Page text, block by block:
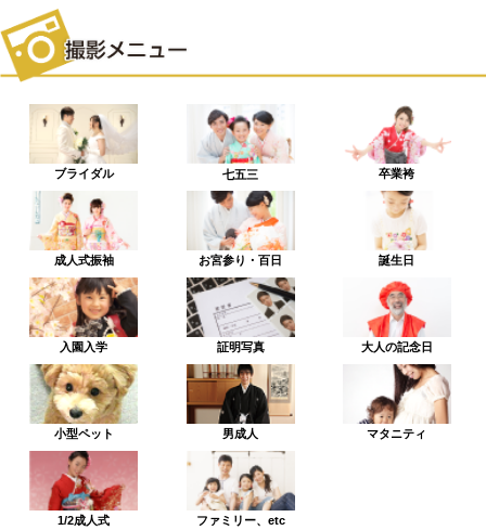
ブライダル 七五三 卒業袴
成人式振袖 お宮参り・百日 誕生日
入園入学 証明写真 大人の記念日
小型ペット 男成人 マタニティ
1/2成人式 ファミリー、etc